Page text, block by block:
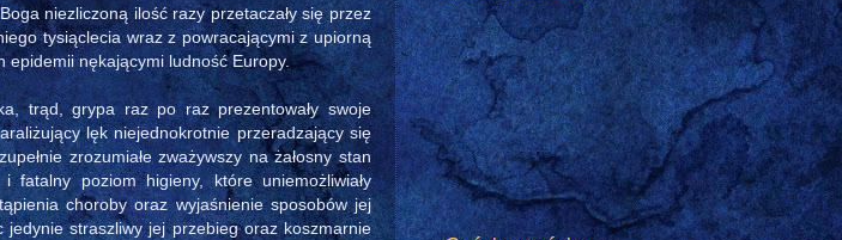
niezliczoną ilość razy przetaczały się przez
tysiąclecia wraz z powracającymi z upiorną
nękającymi ludność Europy.
trąd, grypa raz po raz prezentowały swoje
lęk niejednokrotnie przeradzający się
zrozumiałe zważywszy na żałosny stan
fatalny poziom higieny, które uniemożliwiały
choroby oraz wyjaśnienie sposobów jej
jedynie straszliwy jej przebieg oraz koszmarnie